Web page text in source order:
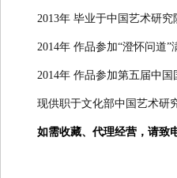
2013年 毕业于中国艺术研究
2014年 作品参加“澄怀问道”
2014年 作品参加第五届中国
现供职于文化部中国艺术研
如需收藏、代理经营，请致